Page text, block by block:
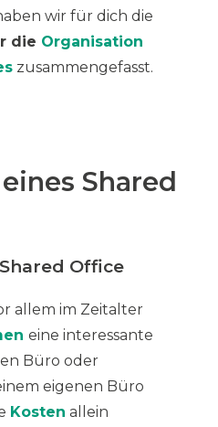
wir für dich die
die Organisation
zusammengefasst.
Shared
Office
allem im Zeitalter
eine interessante
Büro oder
eigenen Büro
Kosten allein